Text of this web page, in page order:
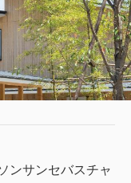
ンサンセバスチャ